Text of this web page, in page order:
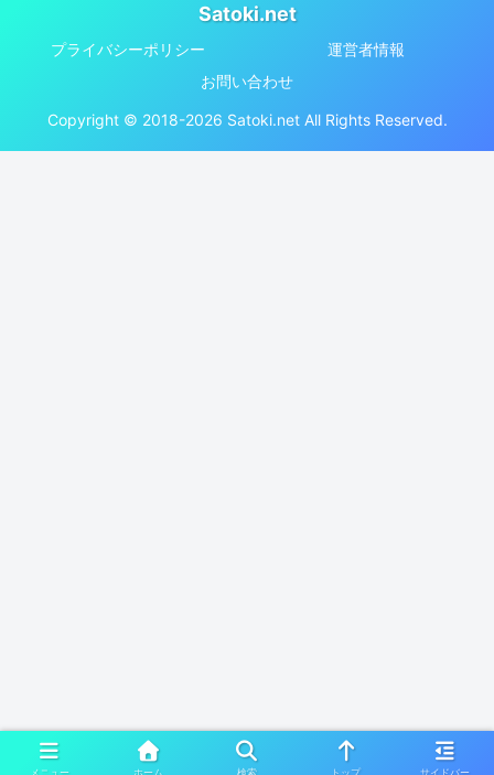
Satoki.net
プライバシーポリシー
運営者情報
お問い合わせ
Copyright © 2018-2026 Satoki.net All Rights Reserved.
メニュー ホーム 検索 トップ サイドバー